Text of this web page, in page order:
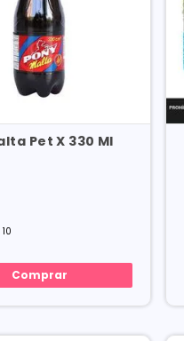
Pony Malta Pet X 330 Ml
10
Comprar